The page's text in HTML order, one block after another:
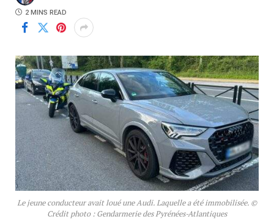
2 MINS READ
Le jeune conducteur avait loué une Audi. Laquelle a été immobilisée. ©
Crédit photo : Gendarmerie des Pyrénées-Atlantiques